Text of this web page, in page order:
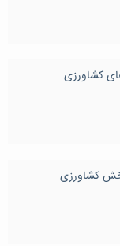
کشاورزی
کشاورزی